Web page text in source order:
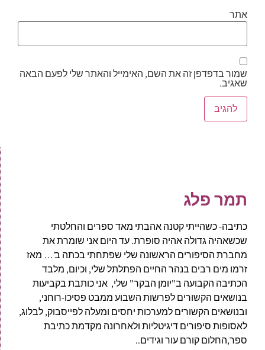
תמר פלג
כתיבה- כשהייתי קטנה אהבתי מאד ספרים והחלטתי
שכשאהיה גדולה אהיה סופרת. עד היום אני שומרת את
מחברת הסיפורים הראשונה שלי שפתחתי בכתה ב'… מאז
זרמו מים רבים בנהר החיים הפתלתל שלי, וכיום, מלבד
הכתיבה הקבועה ב"יומן הבקר" שלי, אני כותבת בקביעות
בנושאים הקשורים לפרשות השבוע ממבט פסיכו-רוחני,
ובנושאים הקשורים למערכות יחסים ומעלה לפייסבוק, לבלוג,
לאסופות סיפורים דיגיטליות ולאחרונה מקדמת כתיבת
ספר,החלום קורם עור וגידים..
אתר
שמור בדפדפן זה את השם, האימייל והאתר שלי לפעם הבאה
שאגיב.